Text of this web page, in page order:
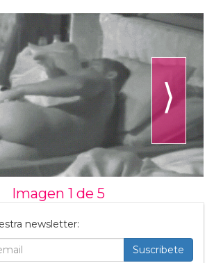
⟩
Imagen 1 de 5
newsletter:
Suscribete